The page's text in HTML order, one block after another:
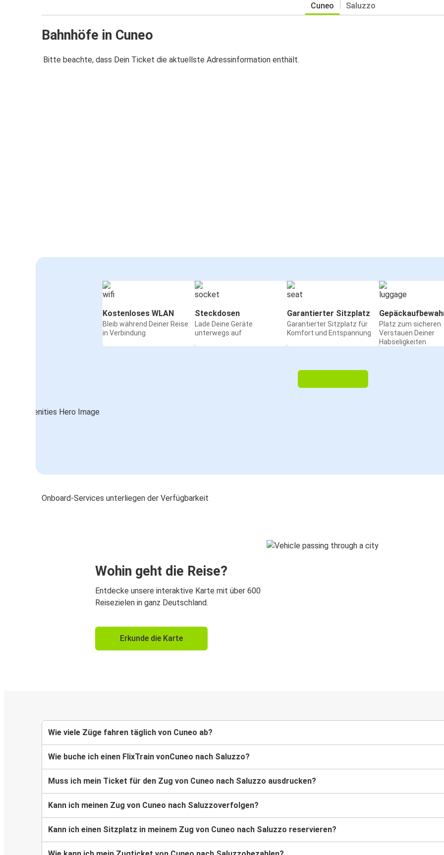
Cuneo Saluzzo
Bahnhöfe in Cuneo
Bitte beachte, dass Dein Ticket die aktuellste Adressinformation enthält.
Kostenloses WLAN
Bleib während Deiner Reise
in Verbindung
Steckdosen
Lade Deine Geräte
unterwegs auf
Garantierter Sitzplatz
Garantierter Sitzplatz für
Komfort und Entspannung
Platz zum sicheren
Verstauen Deiner
Habseligkeiten
Onboard-Services unterliegen der Verfügbarkeit
Wohin geht die Reise?
Entdecke unsere interaktive Karte mit über 600
Reisezielen in ganz Deutschland.
Erkunde die Karte
Wie viele Züge fahren täglich von Cuneo ab?
Wie buche ich einen FlixTrain vonCuneo nach Saluzzo?
Muss ich mein Ticket für den Zug von Cuneo nach Saluzzo ausdrucken?
Kann ich meinen Zug von Cuneo nach Saluzzoverfolgen?
Kann ich einen Sitzplatz in meinem Zug von Cuneo nach Saluzzo reservieren?